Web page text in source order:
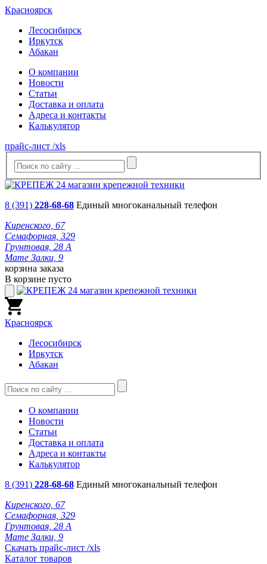
Красноярск
Лесосибирск
Иркутск
Абакан
О компании
Новости
Статьи
Доставка и оплата
Адреса и контакты
Калькулятор
прайс-лист /xls
8 (391) 228-68-68 Единый многоканальный телефон
Киренского, 67
Семафорная, 329
Грунтовая, 28 А
Мате Залки, 9
корзина заказа
В корзине пусто
Красноярск
Лесосибирск
Иркутск
Абакан
О компании
Новости
Статьи
Доставка и оплата
Адреса и контакты
Калькулятор
8 (391) 228-68-68 Единый многоканальный телефон
Киренского, 67
Семафорная, 329
Грунтовая, 28 А
Мате Залки, 9
Скачать прайс-лист /xls
Каталог товаров